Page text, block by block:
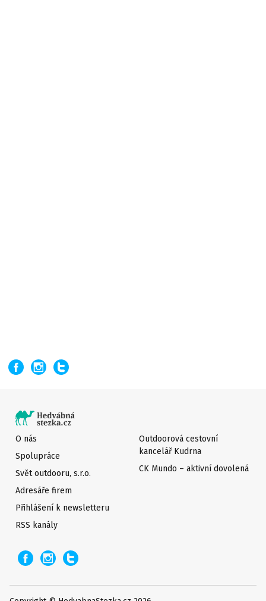
O nás
Spolupráce
Svět outdooru, s.r.o.
Adresáře firem
Přihlášení k newsletteru
Outdoorová cestovní
kancelář Kudrna
CK Mundo – aktivní dovolená
RSS kanály